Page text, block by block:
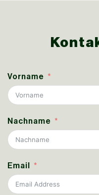
Vorname
Nachname
Email